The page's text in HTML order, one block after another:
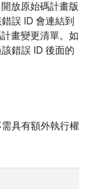
放原始碼計畫版
誤 ID 會連結到
畫變更清單。如
錯誤 ID 後面的
具有額外執行權